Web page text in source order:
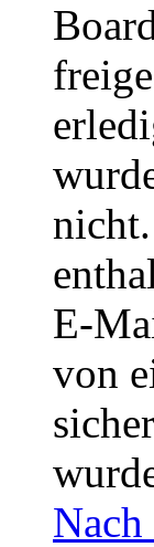
E-
von
Nach